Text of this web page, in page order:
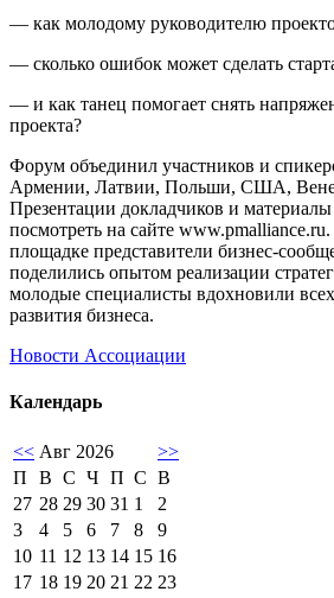
— как молодому руководителю
— сколько ошибок может сделать
— и как танец помогает снять
проекта?
Форум объединил участников и
Армении, Латвии, Польши, США,
Презентации докладчиков и
посмотреть на сайте
площадке представители бизнес-
поделились опытом реализации
молодые специалисты вдохновили
развития бизнеса.
Новости Ассоциации
Календарь
<< Авг 2026
>>
П
В С Ч П С В
27 28 29 30 31 1
2
3
4 5 6 7 8
9
10 11 12 13 14 15 16
17 18 19 20 21 22 23